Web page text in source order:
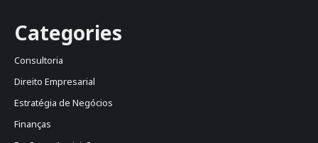
Categories
Consultoria
Direito Empresarial
Estratégia de Negócios
Finanças